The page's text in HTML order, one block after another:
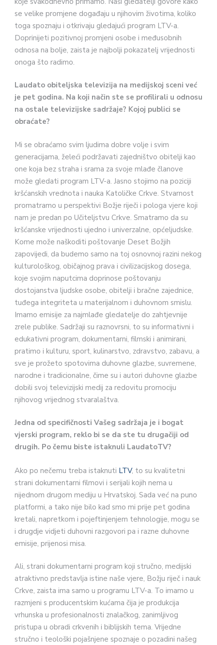
se velike promjene događaju u njihovim životima, koliko
toga spoznaju i otkrivaju gledajući program LTV-a.
Doprinijeti pozitivnoj promjeni osobe i međusobnih
odnosa na bolje, zaista je najbolji pokazatelj vrijednosti
onoga što radimo.
Laudato obiteljska televizija na medijskoj sceni već
je pet godina. Na koji način ste se profilirali u odnosu
na ostale televizijske sadržaje? Kojoj publici se
obraćate?
Mi se obraćamo svim ljudima dobre volje i svim
generacijama, želeći podržavati zajedništvo obitelji kao
one koja bez straha i srama za svoje mlađe članove
može gledati program LTV-a. Jasno stojimo na poziciji
kršćanskih vrednota i nauka Katoličke Crkve. Stvarnost
promatramo u perspektivi Božje riječi i pologa vjere koji
nam je predan po Učiteljstvu Crkve. Smatramo da su
kršćanske vrijednosti ujedno i univerzalne, općeljudske.
Kome može naškoditi poštovanje Deset Božjih
zapovijedi, da budemo samo na toj osnovnoj razini nekog
kulturološkog, običajnog prava i civilizacijskog dosega,
koje svojim naputcima doprinose poštovanju
dostojanstva ljudske osobe, obitelji i bračne zajednice,
tuđega integriteta u materijalnom i duhovnom smislu.
Imamo emisije za najmlađe gledatelje do zahtjevnije
zrele publike. Sadržaji su raznovrsni, to su informativni i
edukativni program, dokumentarni, filmski i animirani,
pratimo i kulturu, sport, kulinarstvo, zdravstvo, zabavu, a
sve je prožeto spotovima duhovne glazbe, suvremene,
narodne i tradicionalne, čime su i autori duhovne glazbe
dobili svoj televizijski medij za redovitu promociju
njihovog vrijednog stvaralaštva.
Jedna od specifičnosti Vašeg sadržaja je i bogat
vjerski program, reklo bi se da ste tu drugačiji od
drugih. Po čemu biste istaknuli LaudatoTV?
Ako po nečemu treba istaknuti LTV, to su kvalitetni
strani dokumentarni filmovi i serijali kojih nema u
nijednom drugom mediju u Hrvatskoj. Sada već na puno
platformi, a tako nije bilo kad smo mi prije pet godina
kretali, napretkom i pojeftinjenjem tehnologije, mogu se
i drugdje vidjeti duhovni razgovori pa i razne duhovne
emisije, prijenosi misa.
Ali, strani dokumentarni program koji stručno, medijski
atraktivno predstavlja istine naše vjere, Božju riječ i nauk
Crkve, zaista ima samo u programu LTV-a. To imamo u
razmjeni s producentskim kućama čija je produkcija
vrhunska u profesionalnosti znalačkog, zanimljivog
pristupa u obradi crkvenih i biblijskih tema. Vrijedne
stručno i teološki pojašnjene spoznaje o pozadini našeg